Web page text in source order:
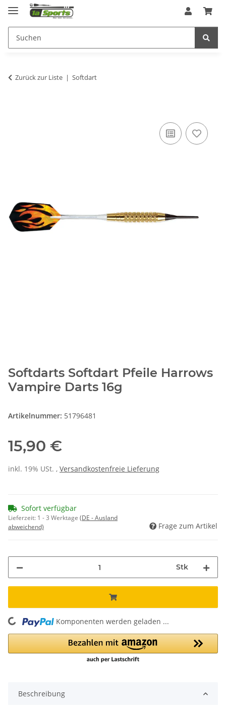
Zurück zur Liste Softdart
Softdarts Softdart Pfeile Harrows
Vampire Darts 16g
Artikelnummer: 51796481
15,90 €
inkl. 19% USt. , Versandkostenfreie Lieferung
Sofort verfügbar
Lieferzeit: 1 - 3 Werktage (DE - Ausland
abweichend)
Frage zum Artikel
Stk
Loading... Komponenten werden geladen ...
Beschreibung